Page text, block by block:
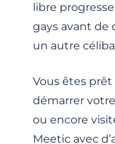
libre
gays avant de
un autre
Vous êtes
démarrer
ou encore
Meetic avec